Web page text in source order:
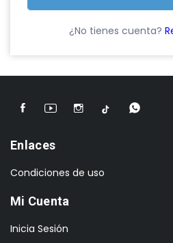
¿No tienes cuenta?
Enlaces
Condiciones de uso
Mi Cuenta
Inicia Sesión